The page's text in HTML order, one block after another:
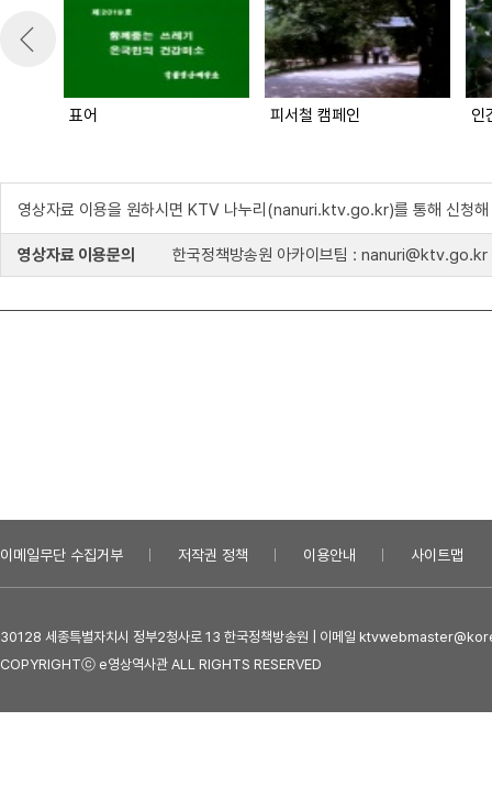
표어 피서철 캠페인 인
영상자료 이용을 원하시면 KTV 나누리(nanuri.ktv.go.kr)를 통해 신청해
영상자료 이용문의 한국정책방송원 아카이브팀 : nanuri@ktv.go.kr
이메일무단 수집거부 저작권 정책 이용안내 사이트맵
30128 세종특별자치시 정부2청사로 13 한국정책방송원 | 이메일
COPYRIGHTⓒ e영상역사관 ALL RIGHTS RESERVED